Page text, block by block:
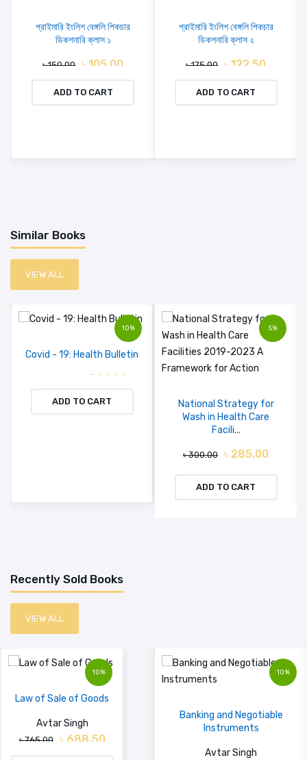
প্রাইমারি ইংলিশ বেঙ্গলি পিকচার
ডিকশনারি ক্লাস ১
৳ 150.00 ৳ 105.00
ADD TO CART
প্রাইমারি ইংলিশ বেঙ্গলি পিকচার
ডিকশনারি ক্লাস ২
৳ 175.00 ৳ 122.50
ADD TO CART
Similar Books
VIEW ALL
10%
Covid - 19: Health Bulletin
৳ 900.00
ADD TO CART
5%
National Strategy for
Wash in Health Care
Facili...
৳ 300.00 ৳ 285.00
ADD TO CART
Recently Sold Books
VIEW ALL
10%
Law of Sale of Goods
Avtar Singh
৳ 765.00 ৳ 688.50
10%
Banking and Negotiable
Instruments
Avtar Singh